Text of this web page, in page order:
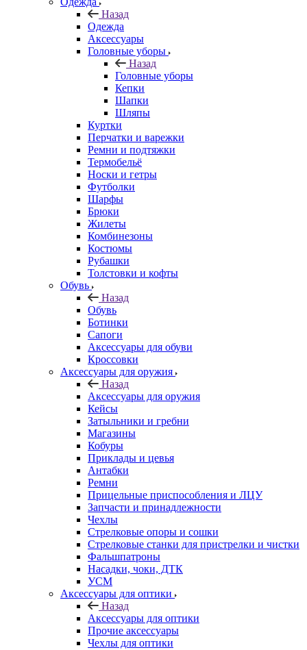
Назад
Одежда
Аксессуары
Головные уборы
Назад
Головные уборы
Кепки
Шапки
Шляпы
Куртки
Перчатки и варежки
Ремни и подтяжки
Термобельё
Носки и гетры
Футболки
Шарфы
Брюки
Жилеты
Комбинезоны
Костюмы
Рубашки
Толстовки и кофты
Обувь
Назад
Обувь
Ботинки
Сапоги
Аксессуары для обуви
Кроссовки
Аксессуары для оружия
Назад
Аксессуары для оружия
Кейсы
Затыльники и гребни
Магазины
Кобуры
Приклады и цевья
Антабки
Ремни
Прицельные приспособления и ЛЦУ
Запчасти и принадлежности
Чехлы
Стрелковые опоры и сошки
Стрелковые станки для пристрелки и чистки
Фальшпатроны
Насадки, чоки, ДТК
УСМ
Аксессуары для оптики
Назад
Аксессуары для оптики
Прочие аксессуары
Чехлы для оптики